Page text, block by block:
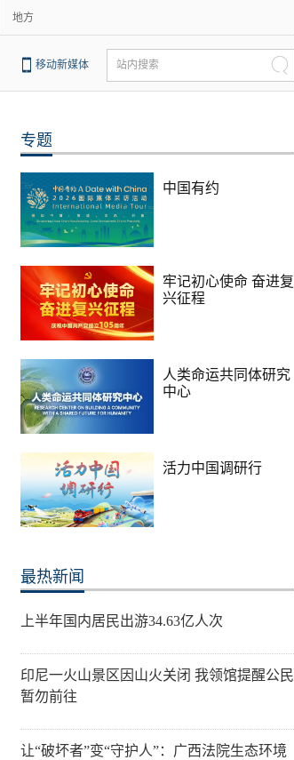
地方
移动新媒体 站内搜索
专题
中国有约
牢记初心使命 奋进复
兴征程
人类命运共同体研究
中心
活力中国调研行
最热新闻
上半年国内居民出游34.63亿人次
印尼一火山景区因山火关闭 我领馆提醒公民
暂勿前往
让“破坏者”变“守护人”：广西法院生态环境